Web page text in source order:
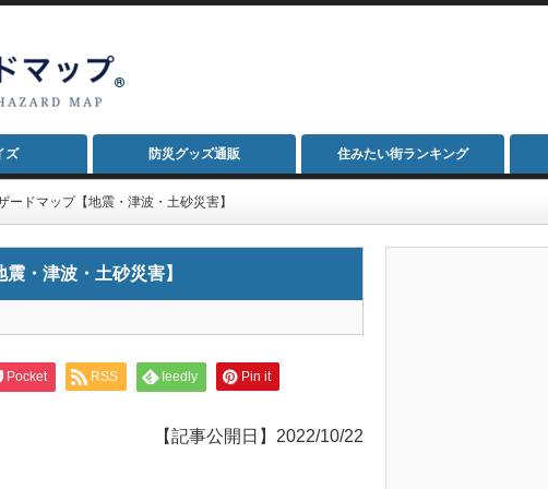
ズ 防災グッズ通販 住みたい街ランキング
ードマップ【地震・津波・土砂災害】
・津波・土砂災害】
Pocket RSS feedly Pin it
【記事公開日】2022/10/22